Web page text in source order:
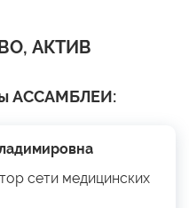
АКТИВ
АССАМБЛЕИ:
сети медицинских